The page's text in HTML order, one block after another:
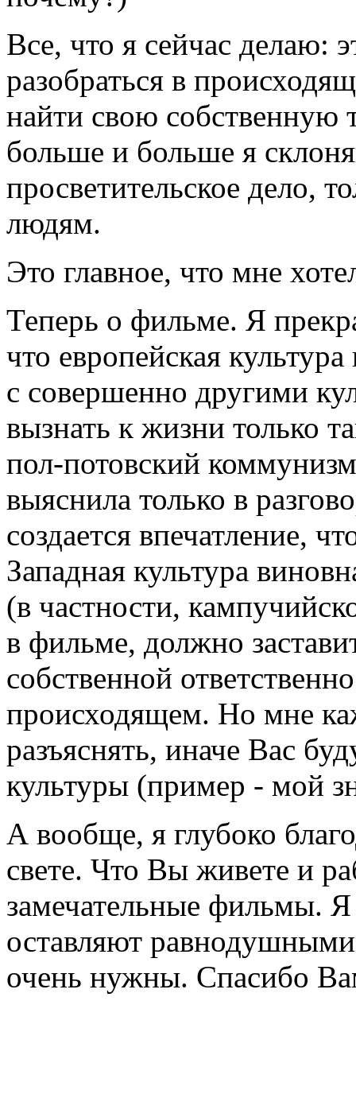
Все, что я сейчас делаю:
разобраться в
найти свою собственную
больше и больше я
просветительское дело,
людям.
Это главное, что мне
Теперь о фильме. Я
что европейская
с совершенно другими
вызнать к жизни только
пол-потовский
выяснила только в
создается впечатление,
Западная культура
(в частности,
в фильме, должно
собственной
происходящем. Но мне
разъяснять, иначе Вас
культуры (пример - мой
А вообще, я глубоко
свете. Что Вы живете и
замечательные фильмы.
оставляют
очень нужны. Спасибо